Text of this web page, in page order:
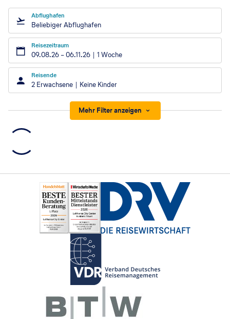
Abflughafen
Beliebiger Abflughafen
Reisezeitraum
09.08.26 –06.11.26 1 Woche
Reisende
2 Erwachsene Keine Kinder
Mehr Filter anzeigen